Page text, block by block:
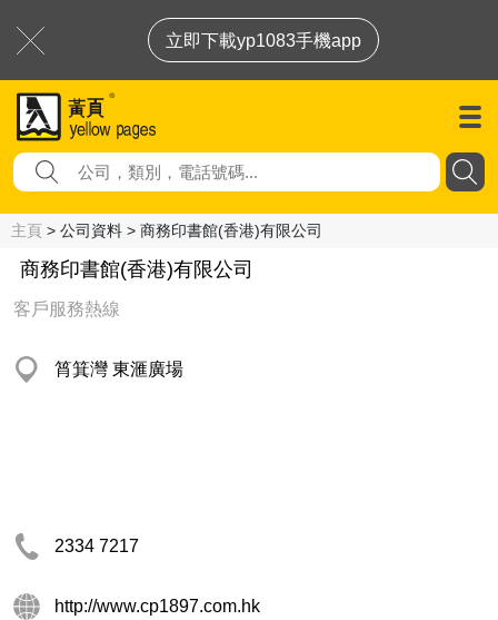
立即下載yp1083手機app
主頁 > 公司資料 > 商務印書館(香港)有限公司
商務印書館(香港)有限公司
客戶服務熱線
筲箕灣 東滙廣場
2334 7217
http://www.cp1897.com.hk